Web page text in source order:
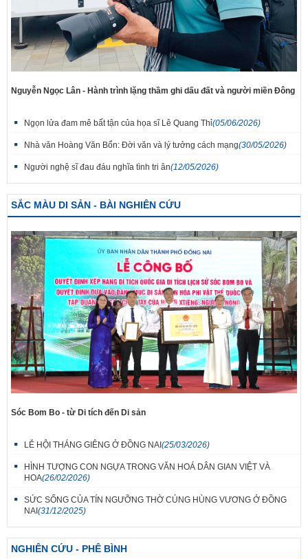
Nguyễn Ngọc Lân - Hành trình lặng thầm ghi dấu đất và người miền Đông
Ngọn lửa đam mê bất tận của họa sĩ Lê Quang Thỉ(05/06/2026)
Nhà văn Hoàng Văn Bổn: Đời văn và lý tưởng cách mạng(30/05/2026)
Người nghệ sĩ đau đáu nghĩa tình tri ân(12/05/2026)
SẮC MÀU DI SẢN - BÀI NGHIÊN CỨU
Sóc Bom Bo - từ Di tích đến Di sản
LỄ HỘI THÁNG GIÊNG Ở ĐỒNG NAI(25/03/2026)
HÌNH TƯỢNG CON NGỰA TRONG VĂN HOÁ DÂN GIAN VIỆT VÀ
HOA(26/02/2026)
SỨC SỐNG CỦA TÍN NGƯỠNG THỜ CÚNG HÙNG VƯƠNG Ở ĐỒNG
NAI(31/12/2025)
NGHIÊN CỨU - PHÊ BÌNH